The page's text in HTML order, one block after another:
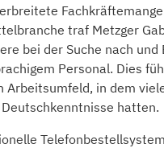
traf Metzger
bei der Suche nach und
Personal. Dies
Arbeitsumfeld, in dem
hatten.